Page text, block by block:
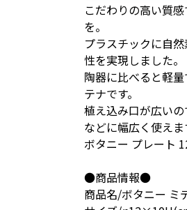
こだわりの高い質
を。
プラスチックに自
性を実現しました。
陶器に比べると軽
テナです。
植え込み口が広い
などに幅広く使えま
ボタニー プレート
●商品情報●
商品名/ボタニー ミ